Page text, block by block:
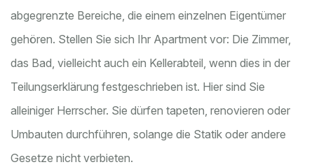
abgegrenzte Bereiche, die einem einzelnen Eigentümer
gehören. Stellen Sie sich Ihr Apartment vor: Die Zimmer,
das Bad, vielleicht auch ein Kellerabteil, wenn dies in der
Teilungserklärung festgeschrieben ist. Hier sind Sie
alleiniger Herrscher. Sie dürfen tapeten, renovieren oder
Umbauten durchführen, solange die Statik oder andere
Gesetze nicht verbieten.